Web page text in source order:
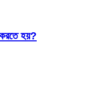
হয়?